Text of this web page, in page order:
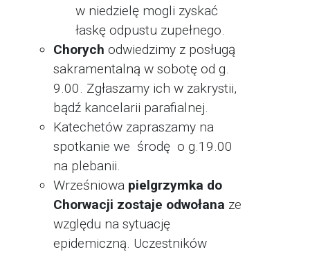
w niedzielę mogli zyskać
łaskę odpustu zupełnego.
Chorych odwiedzimy z posługą
sakramentalną w sobotę od g.
9.00. Zgłaszamy ich w zakrystii,
bądź kancelarii parafialnej.
Katechetów zapraszamy na
spotkanie we środę o g.19.00
na plebanii.
Wrześniowa pielgrzymka do
Chorwacji zostaje odwołana ze
względu na sytuację
epidemiczną. Uczestników